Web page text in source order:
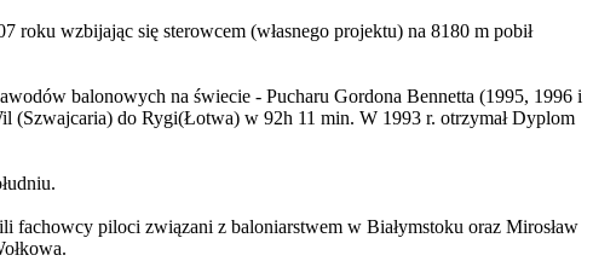
wzbijając się sterowcem (własnego projektu) na 8180 m pobił
balonowych na świecie - Pucharu Gordona Bennetta (1995, 1996 i
(Szwajcaria) do Rygi(Łotwa) w 92h 11 min. W 1993 r. otrzymał Dyplom
fachowcy piloci związani z baloniarstwem w Białymstoku oraz Mirosław